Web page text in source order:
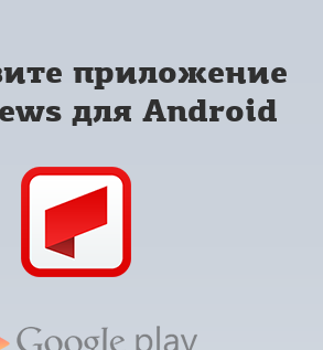
приложение
для Android